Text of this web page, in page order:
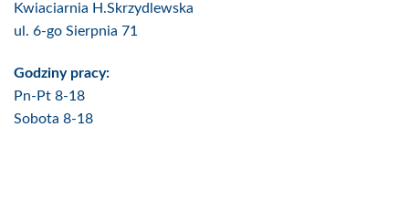
Kwiaciarnia H.Skrzydlewska
ul. 6-go Sierpnia 71
Godziny pracy:
Pn-Pt 8-18
Sobota 8-18